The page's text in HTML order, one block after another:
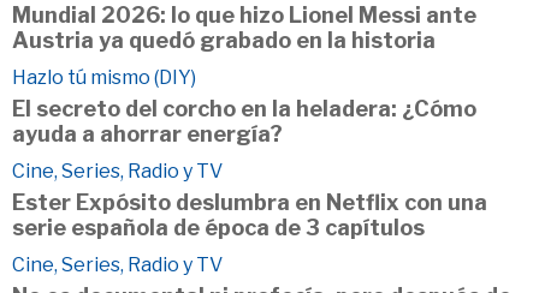
Mundial 2026: lo que hizo Lionel Messi ante
Austria ya quedó grabado en la historia
Hazlo tú mismo (DIY)
El secreto del corcho en la heladera: ¿Cómo
ayuda a ahorrar energía?
Cine, Series, Radio y TV
Ester Expósito deslumbra en Netflix con una
serie española de época de 3 capítulos
Cine, Series, Radio y TV